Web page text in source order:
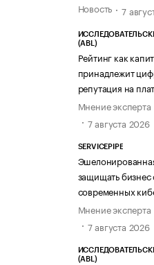
Новость
7
(ABL)
Рейтинг как
принадлежит
репутация на
Мнение эксперта
7 августа 2026
SERVICEPIPE
защищать бизнес
современных
Мнение эксперта
7 августа 2026
(ABL)